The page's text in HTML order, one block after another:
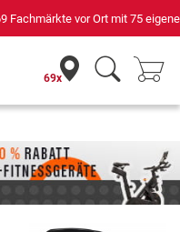
Servicetechnikern
69x